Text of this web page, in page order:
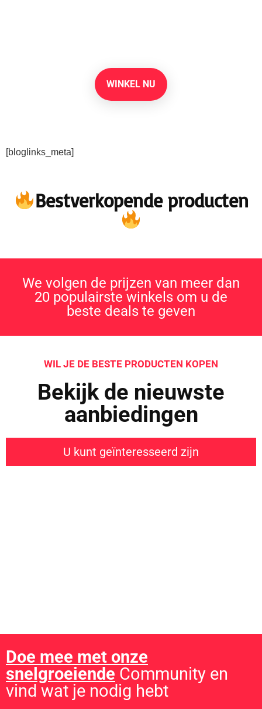
WINKEL NU
[bloglinks_meta]
Bestverkopende producten
We volgen de prijzen van meer dan
20 populairste winkels om u de
beste deals te geven
WIL JE DE BESTE PRODUCTEN KOPEN
Bekijk de nieuwste
aanbiedingen
U kunt geïnteresseerd zijn
Doe mee met onze
snelgroeiende Community en
vind wat je nodig hebt